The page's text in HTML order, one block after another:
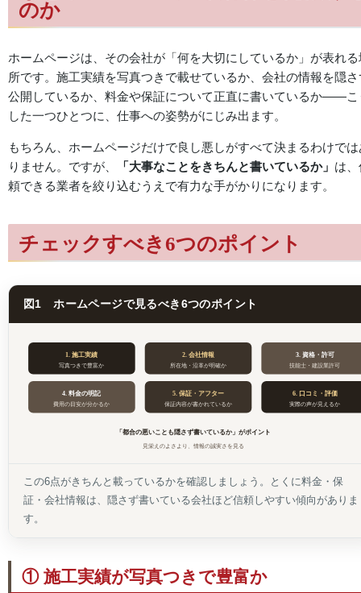
のか
ホームページは、その会社が「何を大切にしているか」が表れる
所です。施工実績を写真つきで載せているか、会社の情報を隠さ
公開しているか、料金や保証について正直に書いているか——こ
した一つひとつに、仕事への姿勢がにじみ出ます。
もちろん、ホームページだけで良し悪しがすべて決まるわけでは
りません。ですが、
「大事なことをきちんと書いているか」 は
頼できる業者を絞り込むうえで有力な手がかりになります。
チェックすべき6つのポイント
図1 ホームページで見るべき6つのポイント
1. 施工実績
写真つきで豊富か
2. 会社情報
所在地・沿革が明確か
3. 資格・許可
技能士・建設業許可
4. 料金の明記
費用の目安が分かるか
5. 保証・アフター
保証内容が書かれているか
6. 口コミ・評価
実際の声が見えるか
「都合の悪いことも隠さず書いているか」がポイント
見栄えのよさより、情報の誠実さを見る
この6点がきちんと載っているかを確認しましょう。とくに料金・保
証・会社情報は、隠さず書いている会社ほど信頼しやすい傾向がありま
す。
① 施工実績が写真つきで豊富か